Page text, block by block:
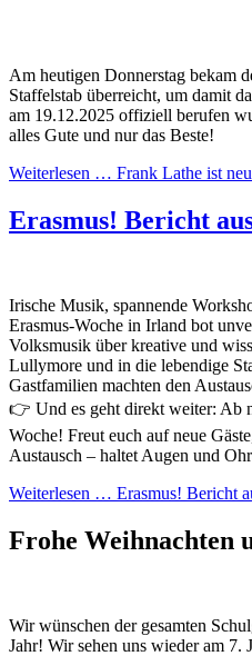
Am heutigen Donnerstag bekam
Staffelstab überreicht, um damit
am 19.12.2025 offiziell berufen
alles Gute und nur das Beste!
Weiterlesen … Frank Lathe ist
Erasmus! Bericht
Irische Musik, spannende
Erasmus-Woche in Irland bot
Volksmusik über kreative und
Lullymore und in die lebendige
Gastfamilien machten den
👉 Und es geht direkt weiter: Ab
Woche! Freut euch auf neue
Austausch – haltet Augen und
Weiterlesen … Erasmus! Bericht
Frohe Weihnachten
Wir wünschen der gesamten
Jahr! Wir sehen uns wieder am 7.